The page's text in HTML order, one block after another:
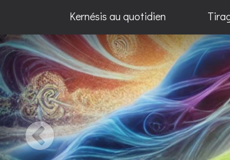
Kernésis au quotidien